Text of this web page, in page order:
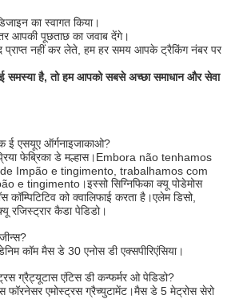
का स्वागत किया।
आपकी पूछताछ का जवाब देंगे।
नहीं कर लेते, हम हर समय आपके ट्रैकिंग नंबर पर
समस्या है, तो हम आपको सबसे अच्छा समाधान और सेवा
ई एसयूए ऑर्गनाइजाकाओ?
फेब्रिका डे मल्हास।Embora não tenhamos
Impão e tingimento, trabalhamos com
e tingimento।इस्सो सिग्निफिका क्यू पोडेमोस
को क्वालिफाई करता है।एलेम डिसो,
रजिस्ट्रार कैडा पेडिडो।
कॉम मैस डे 30 एनोस डी एक्सपीरिएंसिया।
ग्रैट्यूटास एंटिस डी कन्फर्मर ओ पेडिडो?
फॉरनेसर एमोस्ट्रस ग्रैच्युटामेंट।मैस डे 5 मेट्रोस सेरो